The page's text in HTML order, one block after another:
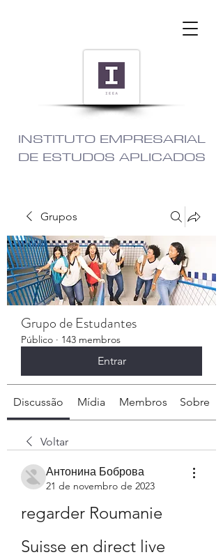
INSTITUTO EMPRESARIAL
DE ESTUDOS APLICADOS
Grupos
Grupo de Estudantes
Público · 143 membros
Entrar
Discussão Mídia Membros Sobre
Voltar
Антонина Боброва
21 de novembro de 2023
regarder Roumanie
Suisse en direct live